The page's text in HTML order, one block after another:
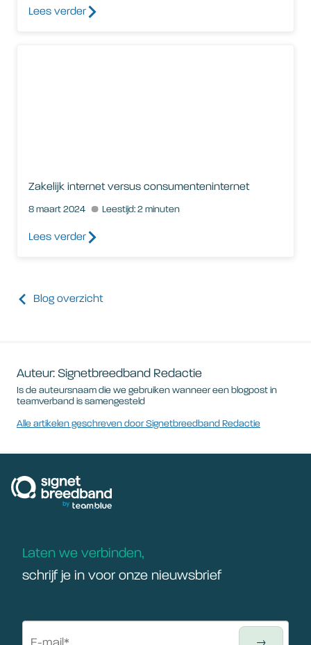
Lees verder
Zakelijk internet versus consumenteninternet
8 maart 2024 Leestijd: 2 minuten
Lees verder
Blog overzicht
Auteur: Signetbreedband Redactie
Is de auteursnaam die we gebruiken wanneer een blogpost in
teamverband is samengesteld
Alle artikelen geschreven door Signetbreedband Redactie
Laten we verbinden,
schrijf je in voor onze nieuwsbrief